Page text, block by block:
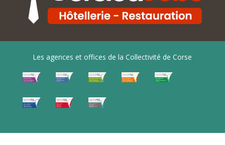
Les agences et offices de la Collectivité de Corse